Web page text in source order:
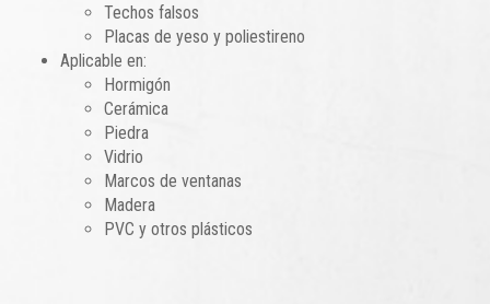
Techos falsos
Placas de yeso y poliestireno
Aplicable en:
Hormigón
Cerámica
Piedra
Vidrio
Marcos de ventanas
Madera
PVC y otros plásticos